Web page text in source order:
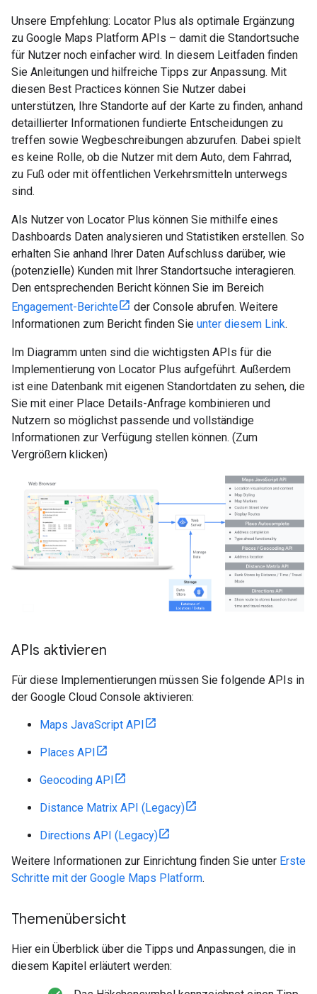
Unsere Empfehlung: Locator Plus als optimale Ergänzung
zu Google Maps Platform APIs – damit die Standortsuche
für Nutzer noch einfacher wird. In diesem Leitfaden finden
Sie Anleitungen und hilfreiche Tipps zur Anpassung. Mit
diesen Best Practices können Sie Nutzer dabei
unterstützen, Ihre Standorte auf der Karte zu finden, anhand
detaillierter Informationen fundierte Entscheidungen zu
treffen sowie Wegbeschreibungen abzurufen. Dabei spielt
es keine Rolle, ob die Nutzer mit dem Auto, dem Fahrrad,
zu Fuß oder mit öffentlichen Verkehrsmitteln unterwegs
sind.
Als Nutzer von Locator Plus können Sie mithilfe eines
Dashboards Daten analysieren und Statistiken erstellen. So
erhalten Sie anhand Ihrer Daten Aufschluss darüber, wie
(potenzielle) Kunden mit Ihrer Standortsuche interagieren.
Den entsprechenden Bericht können Sie im Bereich
Engagement-Berichte
der Console abrufen. Weitere
Informationen zum Bericht finden Sie unter diesem Link.
Im Diagramm unten sind die wichtigsten APIs für die
Implementierung von Locator Plus aufgeführt. Außerdem
ist eine Datenbank mit eigenen Standortdaten zu sehen, die
Sie mit einer Place Details-Anfrage kombinieren und
Nutzern so möglichst passende und vollständige
Informationen zur Verfügung stellen können. (Zum
Vergrößern klicken)
APIs aktivieren
Für diese Implementierungen müssen Sie folgende APIs in
der Google Cloud Console aktivieren:
Maps JavaScript API
Places API
Geocoding API
Distance Matrix API (Legacy)
Directions API (Legacy)
Weitere Informationen zur Einrichtung finden Sie unter Erste
Schritte mit der Google Maps Platform.
Themenübersicht
Hier ein Überblick über die Tipps und Anpassungen, die in
diesem Kapitel erläutert werden: